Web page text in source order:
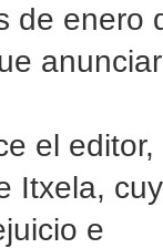
de enero
el editor,
Itxela,
e